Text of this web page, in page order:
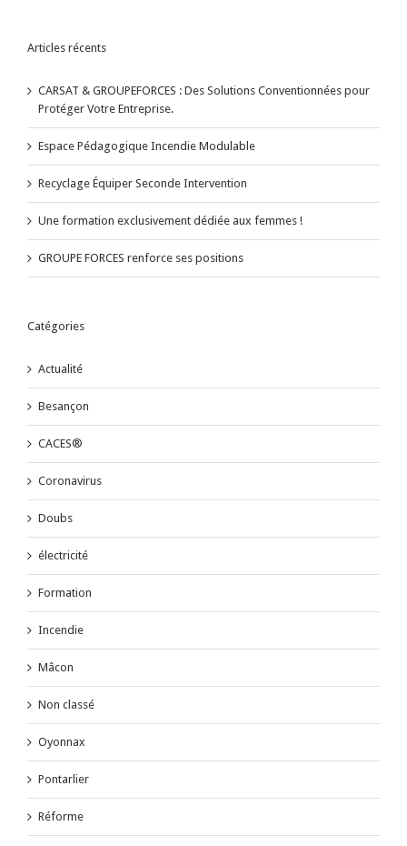
Articles récents
CARSAT & GROUPEFORCES : Des Solutions Conventionnées pour
Protéger Votre Entreprise.
Espace Pédagogique Incendie Modulable
Recyclage Équiper Seconde Intervention
Une formation exclusivement dédiée aux femmes !
GROUPE FORCES renforce ses positions
Catégories
Actualité
Besançon
CACES®
Coronavirus
Doubs
électricité
Formation
Incendie
Mâcon
Non classé
Oyonnax
Pontarlier
Réforme